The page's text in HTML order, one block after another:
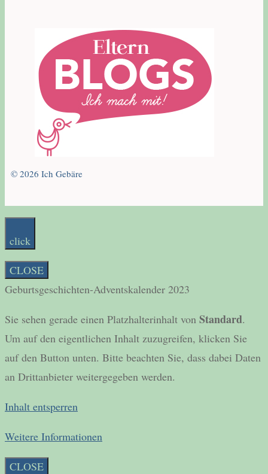
© 2026 Ich Gebäre
click
CLOSE
Geburtsgeschichten-Adventskalender 2023
Sie sehen gerade einen Platzhalterinhalt von Standard.
Um auf den eigentlichen Inhalt zuzugreifen, klicken Sie
auf den Button unten. Bitte beachten Sie, dass dabei Daten
an Drittanbieter weitergegeben werden.
Inhalt entsperren
Weitere Informationen
CLOSE